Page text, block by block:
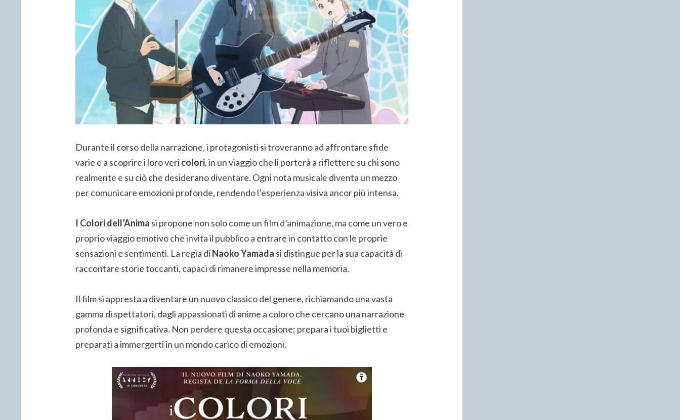
Durante il corso della narrazione, i protagonisti si troveranno ad affrontare sfide
varie e a scoprire i loro veri colori, in un viaggio che li porterà a riflettere su chi sono
realmente e su ciò che desiderano diventare. Ogni nota musicale diventa un mezzo
per comunicare emozioni profonde, rendendo l’esperienza visiva ancor più intensa.
I Colori dell’Anima si propone non solo come un film d’animazione, ma come un vero e
proprio viaggio emotivo che invita il pubblico a entrare in contatto con le proprie
sensazioni e sentimenti. La regia di Naoko Yamada si distingue per la sua capacità di
raccontare storie toccanti, capaci di rimanere impresse nella memoria.
Il film si appresta a diventare un nuovo classico del genere, richiamando una vasta
gamma di spettatori, dagli appassionati di anime a coloro che cercano una narrazione
profonda e significativa. Non perdere questa occasione; prepara i tuoi biglietti e
preparati a immergerti in un mondo carico di emozioni.